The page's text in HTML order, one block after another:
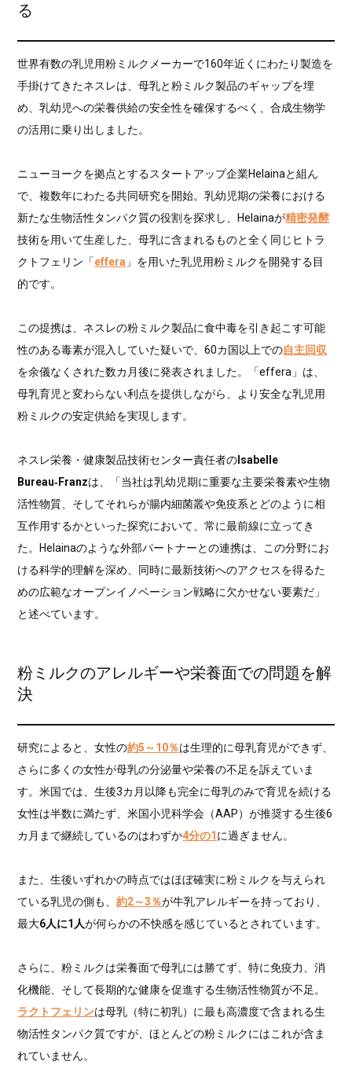
る
世界有数の乳児用粉ミルクメーカーで160年近くにわたり製造を
手掛けてきたネスレは、母乳と粉ミルク製品のギャップを埋
め、乳幼児への栄養供給の安全性を確保するべく、合成生物学
の活用に乗り出しました。
ニューヨークを拠点とするスタートアップ企業Helainaと組ん
で、複数年にわたる共同研究を開始。乳幼児期の栄養における
新たな生物活性タンパク質の役割を探求し、Helainaが精密発酵
技術を用いて生産した、母乳に含まれるものと全く同じヒトラ
クトフェリン「effera 」を用いた乳児用粉ミルクを開発する目
的です。
この提携は、ネスレの粉ミルク製品に食中毒を引き起こす可能
性のある毒素が混入していた疑いで、60カ国以上での自主回収
を余儀なくされた数カ月後に発表されました。「effera」は、
母乳育児と変わらない利点を提供しながら、より安全な乳児用
粉ミルクの安定供給を実現します。
ネスレ栄養・健康製品技術センター責任者の Isabelle
Bureau‑Franzは、「当社は乳幼児期に重要な主要栄養素や生物
活性物質、そしてそれらが腸内細菌叢や免疫系とどのように相
互作用するかといった探究において、常に最前線に立ってき
た。Helainaのような外部パートナーとの連携は、この分野にお
ける科学的理解を深め、同時に最新技術へのアクセスを得るた
めの広範なオープンイノベーション戦略に欠かせない要素だ」
と述べています。
粉ミルクのアレルギーや栄養面での問題を解
決
研究によると、女性の約5～10％は生理的に母乳育児ができず、
さらに多くの女性が母乳の分泌量や栄養の不足を訴えていま
す。米国では、生後3カ月以降も完全に母乳のみで育児を続ける
女性は半数に満たず、米国小児科学会（AAP）が推奨する生後6
カ月まで継続しているのはわずか4分の1 に過ぎません。
また、生後いずれかの時点ではほぼ確実に粉ミルクを与えられ
ている乳児の側も、約2～3％が牛乳アレルギーを持っており、
最大6人に1人が何らかの不快感を感じているとされています。
さらに、粉ミルクは栄養面で母乳には勝てず、特に免疫力、消
化機能、そして長期的な健康を促進する生物活性物質が不足。
ラクトフェリンは母乳（特に初乳）に最も高濃度で含まれる生
物活性タンパク質ですが、ほとんどの粉ミルクにはこれが含ま
れていません。